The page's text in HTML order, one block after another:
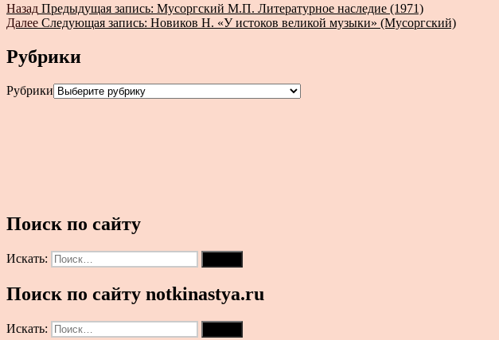
Назад Предыдущая запись: Мусоргский М.П. Литературное наследие (1971)
Далее Следующая запись: Новиков Н. «У истоков великой музыки» (Мусоргский)
Рубрики
Рубрики
Поиск по сайту
Искать:
Поиск по сайту notkinastya.ru
Искать: